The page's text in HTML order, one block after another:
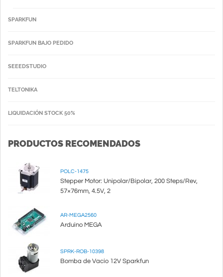
SPARKFUN
SPARKFUN BAJO PEDIDO
SEEEDSTUDIO
TELTONIKA
LIQUIDACIÓN STOCK 50%
PRODUCTOS RECOMENDADOS
POLC-1475
Stepper Motor: Unipolar/Bipolar, 200 Steps/Rev,
57×76mm, 4.5V, 2
AR-MEGA2560
Arduino MEGA
SPRK-ROB-10398
Bomba de Vacío 12V Sparkfun